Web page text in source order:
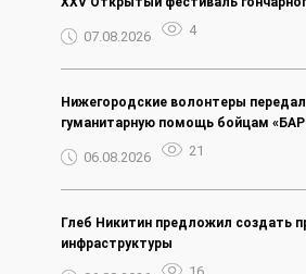
07.08.2026 4
Нижегородские волонтеры
гуманитарную помощь бойцам
06.08.2026 21
Глеб Никитин предложил создать
инфраструктуры
16